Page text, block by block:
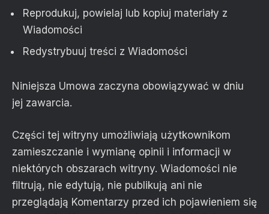
Reprodukuj, powielaj lub kopiuj materiały z
Wiadomości
Redystrybuuj treści z Wiadomości
Niniejsza Umowa zaczyna obowiązywać w dniu
jej zawarcia.
Części tej witryny umożliwiają użytkownikom
zamieszczanie i wymianę opinii i informacji w
niektórych obszarach witryny. Wiadomości nie
filtrują, nie edytują, nie publikują ani nie
przeglądają Komentarzy przed ich pojawieniem się